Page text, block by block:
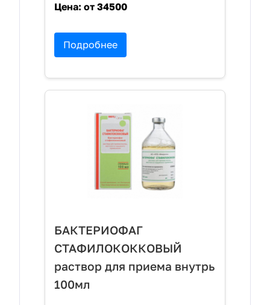
Цена: от 34500
Подробнее
БАКТЕРИОФАГ
СТАФИЛОКОККОВЫЙ
раствор для приема внутрь
100мл